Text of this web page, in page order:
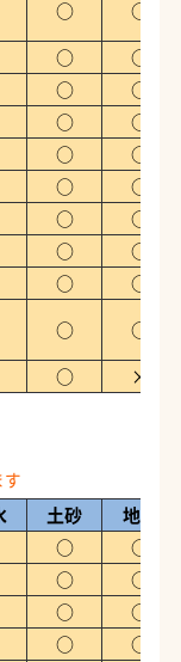
○
○
○
○
○
○
○
○
○
○
○
○
○
○
○
○
○
○
○
○
○ ×
土砂
地震
○
○
○
○
○
○
○
○